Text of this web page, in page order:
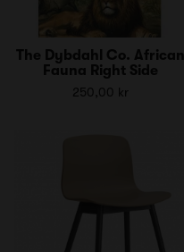
The Dybdahl Co. African
Fauna Right Side
250,00 kr